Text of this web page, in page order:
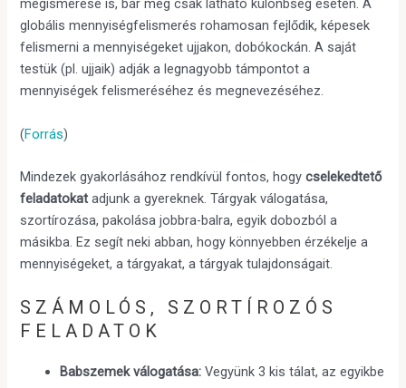
globális mennyiségfelismerés rohamosan fejlődik, képesek
felismerni a mennyiségeket ujjakon, dobókockán. A saját
testük (pl. ujjaik) adják a legnagyobb támpontot a
mennyiségek felismeréséhez és megnevezéséhez.
(Forrás)
Mindezek gyakorlásához rendkívül fontos, hogycselekedtető
feladatokat adjunk a gyereknek. Tárgyak válogatása,
szortírozása, pakolása jobbra-balra, egyik dobozból a
másikba. Ez segít neki abban, hogy könnyebben érzékelje a
mennyiségeket, a tárgyakat, a tárgyak tulajdonságait.
SZÁMOLÓS, SZORTÍROZÓS
FELADATOK
Babszemek válogatása: Vegyünk 3 kis tálat, az egyikbe